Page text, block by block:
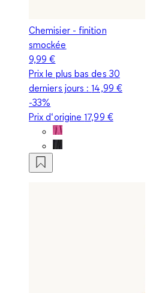
Chemisier - finition
smockée
9,99 €
Prix le plus bas des 30
derniers jours :14,99 €
-33%
Prix d‘origine17,99 €